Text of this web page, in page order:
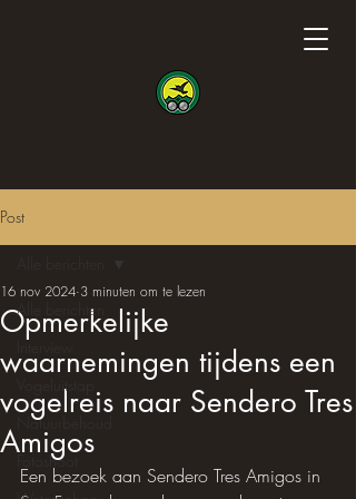
Post
Alle berichten
Interview
Vogeluitstap
Natuurbehoud
Fotoshoot
Opmerkelijke
waarnemingen tijdens een
vogelreis naar Sendero Tres
Amigos
16 nov 2024 3 minuten om te lezen
Een bezoek aan Sendero Tres Amigos in